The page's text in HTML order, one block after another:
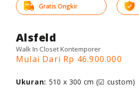
Gratis Ongkir
Alsfeld
Walk In Closet Kontemporer
Mulai Dari Rp 46.900.000
Ukuran: 510 x 300 cm (☑ custom)